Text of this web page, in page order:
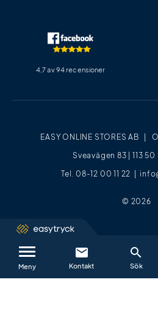
Kontakta
EASY ONLINE STORES AB |
Sveavägen 83 | 113
Tel. 08-12 00 11 22 |
© 2026
4,7 av 94 recensioner
Meny
email search